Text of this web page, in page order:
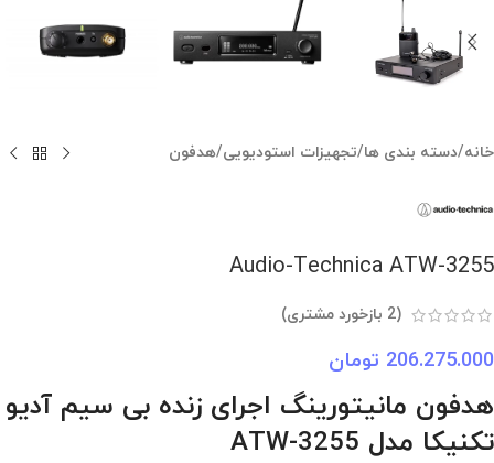
خانه/دسته بندی ها/تجهیزات استودیویی/هدفون
Audio-Technica ATW-3255
(
2 بازخورد مشتری)
206.275.000 تومان
هدفون مانیتورینگ اجرای زنده بی سیم آدیو
تکنیکا مدل ATW-3255